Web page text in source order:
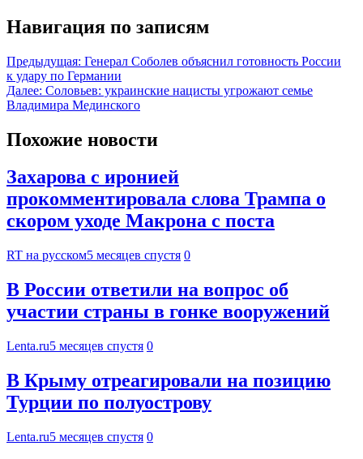
Навигация по записям
Предыдущая: Генерал Соболев объяснил готовность России
к удару по Германии
Далее: Соловьев: украинские нацисты угрожают семье
Владимира Мединского
Похожие новости
Захарова с иронией
прокомментировала слова Трампа о
скором уходе Макрона с поста
RT на русском5 месяцев спустя 0
В России ответили на вопрос об
участии страны в гонке вооружений
Lenta.ru5 месяцев спустя 0
В Крыму отреагировали на позицию
Турции по полуострову
Lenta.ru5 месяцев спустя 0